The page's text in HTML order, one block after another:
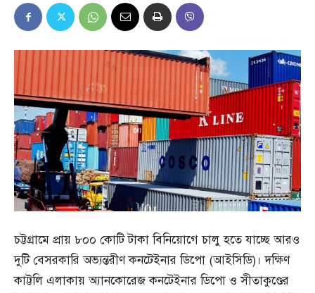
চট্টগ্রামে প্রায় ৮০০ কোটি টাকা বিনিয়োগে চালু হতে যাচ্ছে আরও
দুটি বেসরকারি অভ্যন্তরীণ কনটেইনার ডিপো (আইসিডি)। দক্ষিণ
কাট্টলি এলাকায় অ্যানকোরেজ কনটেইনার ডিপো ও সীতাকুণ্ডের